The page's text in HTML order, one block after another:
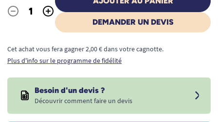
Quantité
- +
DEMANDER UN DEVIS
Cet achat vous fera gagner 2,00 € dans votre cagnotte.
Plus d'info sur le programme de fidélité
Besoin d'un devis ?
Découvrir comment faire un devis